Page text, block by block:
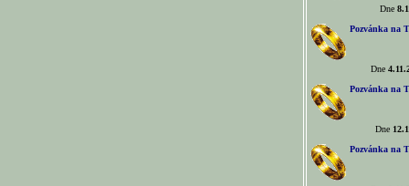
Dne
Pozvánka na
Dne
Pozvánka na
Dne
Pozvánka na